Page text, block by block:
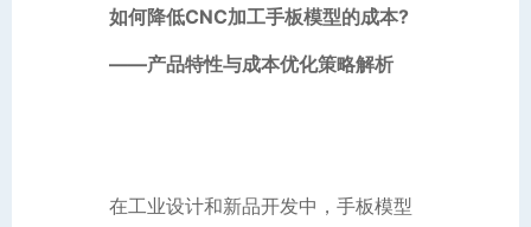
如何降低CNC加工手板模型的成本?
——产品特性与成本优化策略解析
在工业设计和新品开发中，手板模型